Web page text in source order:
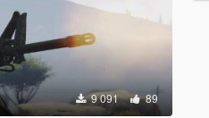
9 091 89